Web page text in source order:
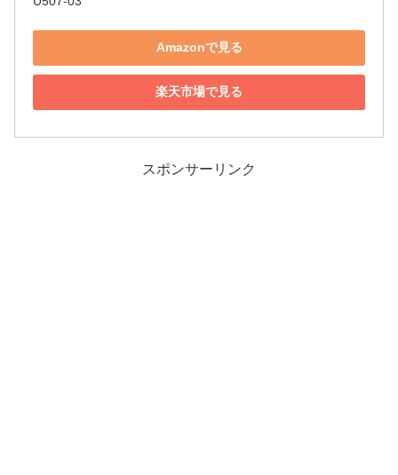
Amazonで見る
楽天市場で見る
スポンサーリンク